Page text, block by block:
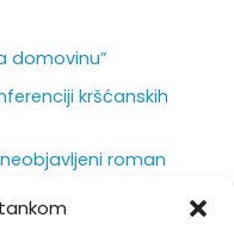
domovinu”
kršćanskih
roman